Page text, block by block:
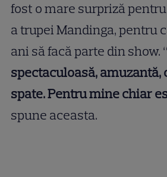
fost o mare surpriză
a trupei Mandinga, pentru
ani să facă parte din show. “
spectaculoasă,
spate. Pentru mine chiar
spune aceasta.